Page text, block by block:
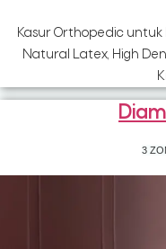
Kasur Orthopedic
Natural Latex, High
3